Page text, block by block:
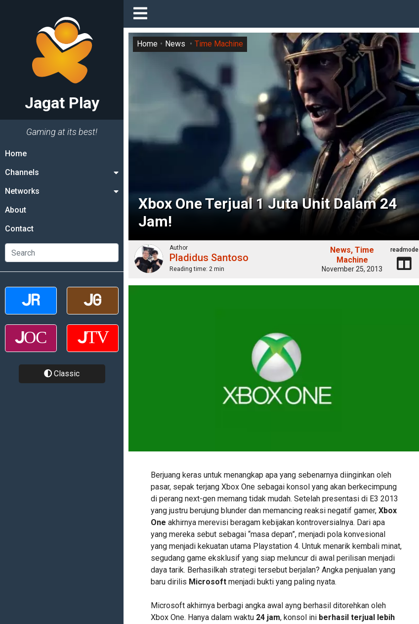
Jagat Play
Gaming at its best!
Home
Channels
Networks
About
Contact
Classic
Xbox One Terjual 1 Juta Unit Dalam 24
Jam!
Home News Time Machine
Author
Pladidus Santoso
Reading time: 2 min
News Time
Machine
November 25, 2013
readmode
Berjuang keras untuk menangkap apa yang sebenarnya diinginkan oleh
pasar, sepak terjang Xbox One sebagai konsol yang akan berkecimpung
di perang next-gen memang tidak mudah. Setelah presentasi di E3 2013
yang justru berujung blunder dan memancing reaksi negatif gamer, Xbox
One akhirnya merevisi beragam kebijakan kontroversialnya. Dari apa
yang mereka sebut sebagai “masa depan”, menjadi pola konvesional
yang menjadi kekuatan utama Playstation 4. Untuk menarik kembali minat,
segudang game eksklusif yang siap meluncur di awal perilisan menjadi
daya tarik. Berhasilkah strategi tersebut berjalan? Angka penjualan yang
baru dirilis Microsoftmenjadi bukti yang paling nyata.
Microsoft akhirnya berbagi angka awal ayng berhasil ditorehkan oleh
Xbox One. Hanya dalam waktu 24 jam, konsol iniberhasil terjual lebih